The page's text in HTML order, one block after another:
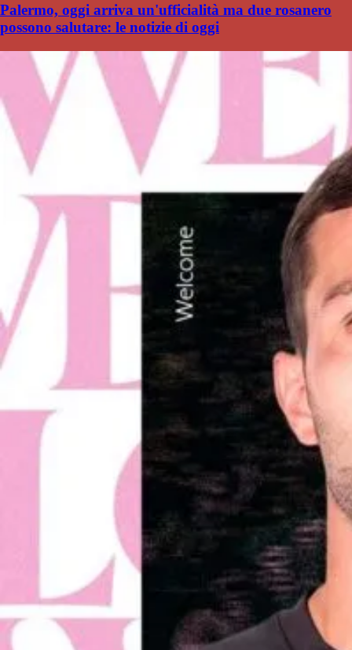
Palermo, oggi arriva un'ufficialità ma due rosanero
possono salutare: le notizie di oggi